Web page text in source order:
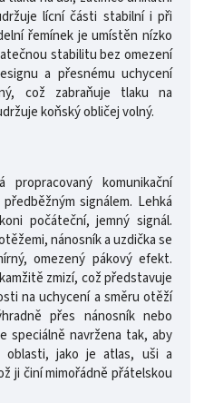
lícní části stabilní i při
řemínek je umístěn nízko
stabilitu bez omezení
a přesnému uchycení
což zabraňuje tlaku na
koňský obličej volný.
propracovaný komunikační
signálem. Lehká
počáteční, jemný signál.
nánosník a uzdička se
omezený pákový efekt.
zmizí, což představuje
na uchycení a směru otěží
přes nánosník nebo
speciálně navržena tak, aby
jako je atlas, uši a
ji činí mimořádně přátelskou